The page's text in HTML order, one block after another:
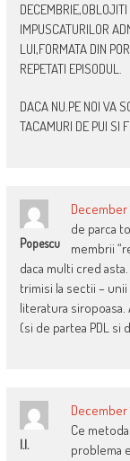
IMPUSCATURILOR
LUI,FORMATA DIN
REPETATI EPISODUL.
DACA NU.PE NOI VA
TACAMURI DE PUI SI
Popescu
December
de parca
membrii
daca multi cred
trimisi la sectii –
literatura siropoasa.
(si de partea PDL si
I.I.
December
Ce
problema